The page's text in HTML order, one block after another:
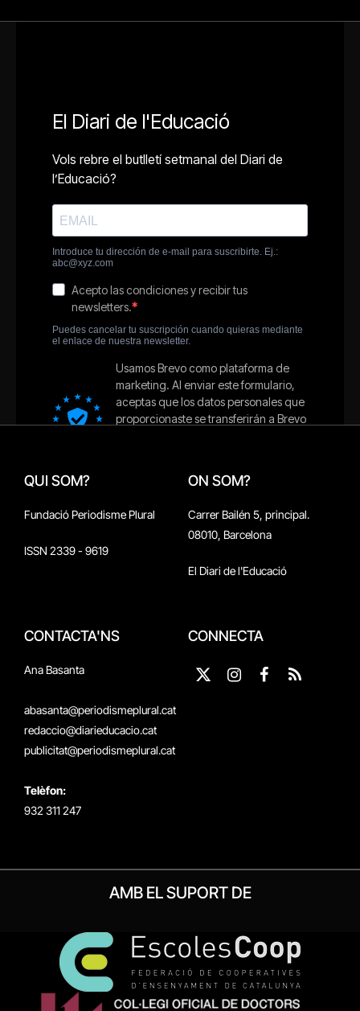
QUI SOM?
Fundació Periodisme Plural
ISSN 2339 - 9619
ON SOM?
Carrer Bailén 5, principal.
08010, Barcelona
El Diari de l'Educació
CONTACTA'NS
Ana Basanta
abasanta@periodismeplural.cat
redaccio@diarieducacio.cat
publicitat@periodismeplural.cat
Telèfon:
932 311 247
CONNECTA
X
Instagram
Facebook
RSS
AMB EL SUPORT DE